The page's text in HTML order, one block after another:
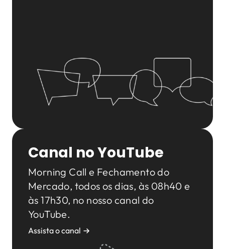
Canal no YouTube
Morning Call e Fechamento do
Mercado, todos os dias, às 08h40 e
às 17h30, no nosso canal do
YouTube.
Assista o canal